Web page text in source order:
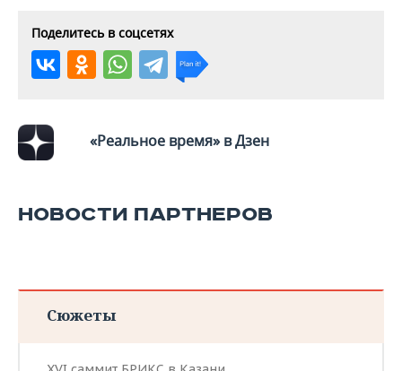
Поделитесь в соцсетях
«Реальное время» в Дзен
НОВОСТИ ПАРТНЕРОВ
Сюжеты